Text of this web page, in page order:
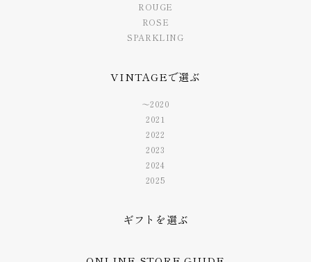
ROUGE
ROSE
SPARKLING
VINTAGEで選ぶ
〜2020
2021
2022
2023
2024
2025
ギフトを選ぶ